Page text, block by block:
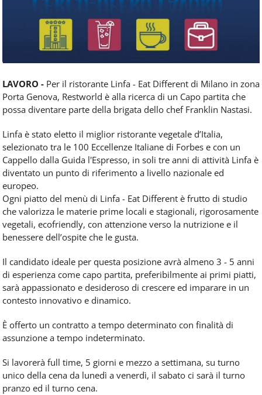
comparto
LAVORO - Per il ristorante Linfa - Eat Different di Milano in zona
Porta Genova, Restworld è alla ricerca di un Capo partita che
possa diventare parte della brigata dello chef Franklin Nastasi.
Linfa è stato eletto il miglior ristorante vegetale d’Italia,
selezionato tra le 100 Eccellenze Italiane di Forbes e con un
Cappello dalla Guida l'Espresso, in soli tre anni di attività Linfa è
diventato un punto di riferimento a livello nazionale ed
europeo.
Ogni piatto del menù di Linfa - Eat Different è frutto di studio
che valorizza le materie prime locali e stagionali, rigorosamente
vegetali, ecofriendly, con attenzione verso la nutrizione e il
benessere dell’ospite che le gusta.
Il candidato ideale per questa posizione avrà almeno 3 - 5 anni
di esperienza come capo partita, preferibilmente ai primi piatti,
sarà appassionato e desideroso di crescere ed imparare in un
contesto innovativo e dinamico.
È offerto un contratto a tempo determinato con finalità di
assunzione a tempo indeterminato.
Si lavorerà full time, 5 giorni e mezzo a settimana, su turno
unico della cena da lunedì a venerdì, il sabato ci sarà il turno
pranzo ed il turno cena.